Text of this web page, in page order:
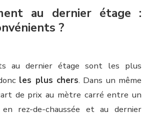
au dernier étage :
?
au dernier étage sont les plus
les plus chers. Dans un même
de prix au mètre carré entre un
rez-de-chaussée et au dernier